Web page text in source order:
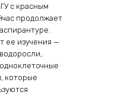
с красным
продолжает
ее изучения —
которые